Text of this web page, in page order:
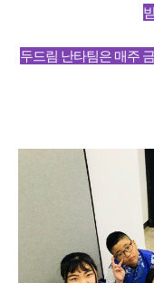
두드림 난타팀은 매주